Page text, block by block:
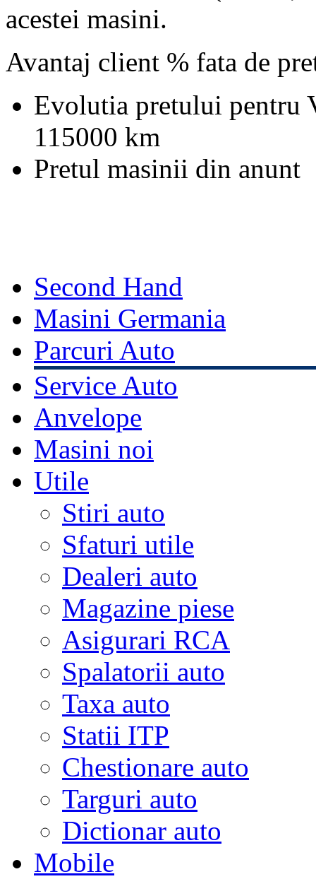
acestei masini.
Avantaj client % fata de
Evolutia pretului pentru
115000 km
Pretul masinii din anunt
Second Hand
Masini Germania
Parcuri Auto
Service Auto
Anvelope
Masini noi
Utile
Stiri auto
Sfaturi utile
Dealeri auto
Magazine piese
Asigurari RCA
Spalatorii auto
Taxa auto
Statii ITP
Chestionare auto
Targuri auto
Dictionar auto
Mobile